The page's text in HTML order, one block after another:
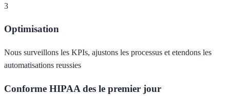
3
Optimisation
Nous surveillons les KPIs, ajustons les processus et etendons les
automatisations reussies
Conforme HIPAA des le premier jour